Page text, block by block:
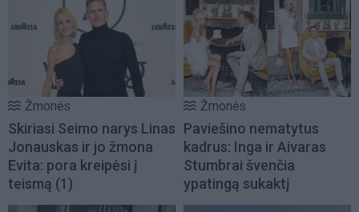
Žmonės
Skiriasi Seimo narys Linas
Jonauskas ir jo žmona
Evita: pora kreipėsi į
teismą (1)
Žmonės
Paviešino nematytus
kadrus: Inga ir Aivaras
Stumbrai švenčia
ypatingą sukaktį